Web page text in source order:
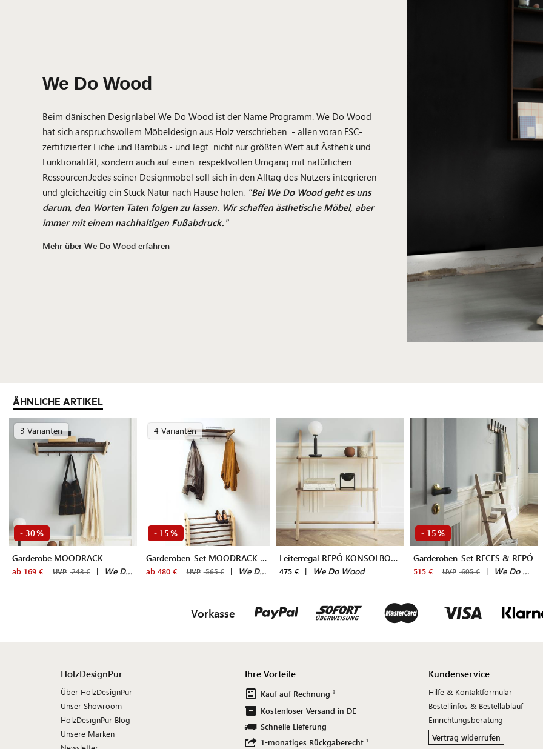
We Do Wood
Beim dänischen Designlabel We Do Wood ist der Name Programm. We Do Wood
hat sich anspruchsvollem Möbeldesign aus Holz verschrieben - allen voran FSC-
zertifizierter Eiche und Bambus - und legt nicht nur größten Wert auf Ästhetik und
Funktionalität, sondern auch auf einen respektvollen Umgang mit natürlichen
Ressourcen.Jedes seiner Designmöbel soll sich in den Alltag des Nutzers integrieren
und gleichzeitig ein Stück Natur nach Hause holen. "Bei We Do Wood geht es uns
darum, den Worten Taten folgen zu lassen. Wir schaffen ästhetische Möbel, aber
immer mit einem nachhaltigen Fußabdruck."
Mehr über We Do Wood erfahren
ÄHNLICHE ARTIKEL
3 Varianten
- 30%
Garderobe MOODRACK
ab 169 € UVP 243 € | We Do Wood
4 Varianten
- 15 %
Garderoben-Set MOODRACK & MOODSTAND
ab 480 € UVP 565 € | We Do Wood
Leiterregal REPÓ KONSOLBORD
475 € | We Do Wood
- 15 %
Garderoben-Set RECES & REPÓ
515 € UVP 605 € | We Do Wood
Vorkasse
HolzDesignPur
Über HolzDesignPur
Unser Showroom
HolzDesignPur Blog
Unsere Marken
Ihre Vorteile
Kauf auf Rechnung
Kostenloser Versand in DE
Schnelle Lieferung
1-monatiges Rückgaberecht
Kundenservice
Hilfe & Kontaktformular
Bestellinfos & Bestellablauf
Einrichtungsberatung
Vertrag widerrufen